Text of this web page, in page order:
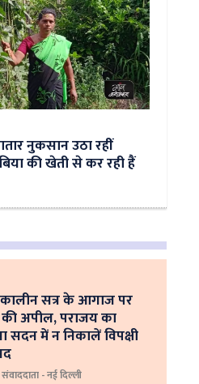
नुकसान उठा रहीं
की खेती से कर रही हैं
सत्र के आगाज पर
अपील, पराजय का
सदन में न निकालें विपक्षी
- नई दिल्ली